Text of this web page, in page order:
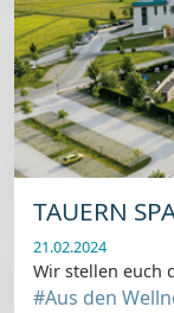
TAUERN
21.02.2024
Wir stellen euch
#Aus den